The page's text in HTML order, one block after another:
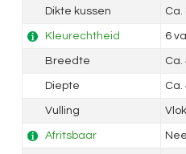
Dikte kussen Ca.
Kleurechtheid 6
Breedte Ca.
Diepte Ca.
Vulling Vlok
Afritsbaar Nee